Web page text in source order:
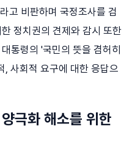
고 비판하며 국정조사를 검
정치권의 견제와 감시 또한
통령의 '국민의 뜻을 겸허히
, 사회적 요구에 대한 응답으
극화 해소를 위한